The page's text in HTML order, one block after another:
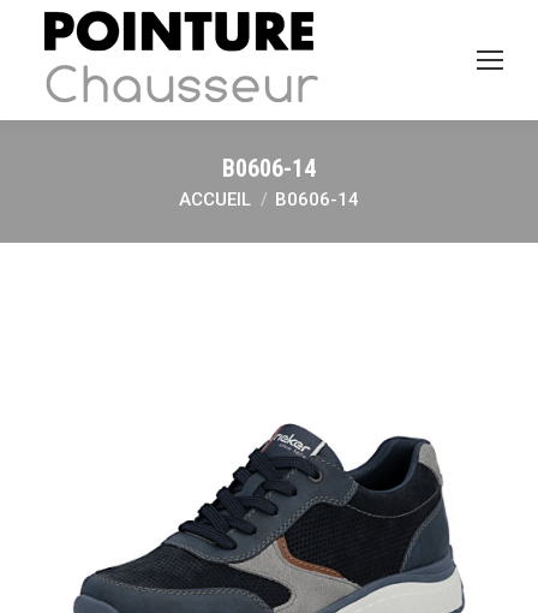
B0606-14
Vous êtes ici :
ACCUEIL B0606-14